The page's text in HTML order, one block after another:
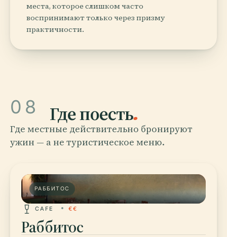
места, которое слишком часто
воспринимают только через призму
практичности.
08 Где поесть.
Где местные действительно бронируют
ужин — а не туристическое меню.
РАББИТОС
CAFE €€
Раббитос